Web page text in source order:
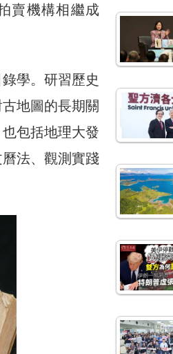
賣機構相繼成
學。研習歷史
地圖的長期關
包括地理大發
法、觀測實踐